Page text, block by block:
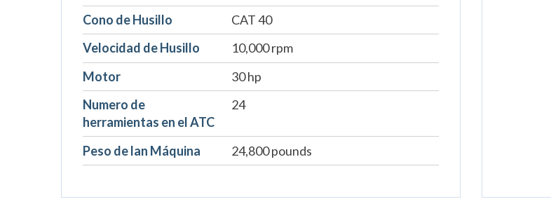
Cono de Husillo
CAT 40
Velocidad de Husillo
10,000 rpm
Motor
30 hp
Numero de
herramientas en el ATC
24
Peso de lan Máquina 24,800 pounds